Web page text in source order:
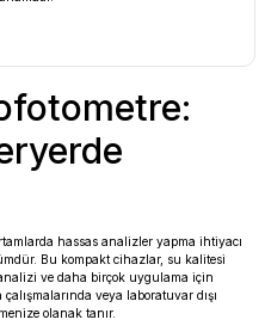
hassas analizler yapma ihtiyacı
Bu kompakt cihazlar, su kalitesi
ve daha birçok uygulama için
veya laboratuvar dışı
olanak tanır.